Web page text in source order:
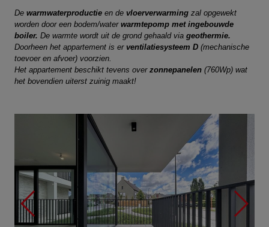
Dewarmwaterproductie en devloerverwarming zal opgewekt
worden door een bodem/waterwarmtepomp met ingebouwde
boiler. De warmte wordt uit de grond gehaald viageothermie.
Doorheen het appartement is erventilatiesysteem D(mechanische
toevoer en afvoer) voorzien.
Het appartement beschikt tevens overzonnepanelen (760Wp) wat
het bovendien uiterst zuinig maakt!